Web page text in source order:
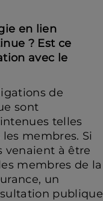
en lien
? Est ce
avec le
de
sont
telles
membres. Si
venaient à être
membres de la
un
publique